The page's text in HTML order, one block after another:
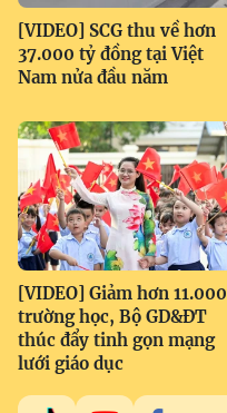
[VIDEO] SCG thu về hơn
37.000 tỷ đồng tại Việt
Nam nửa đầu năm
[VIDEO] Giảm hơn 11.000
trường học, Bộ GD&ĐT
thúc đẩy tinh gọn mạng
lưới giáo dục